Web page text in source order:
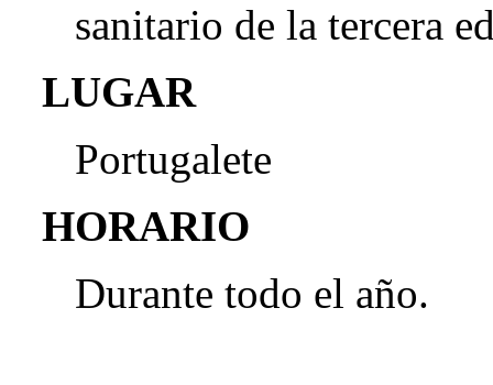
sanitario de la tercera
LUGAR
Portugalete
HORARIO
Durante todo el año.